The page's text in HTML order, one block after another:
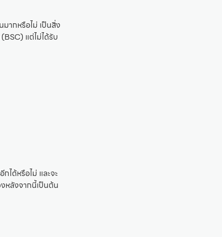
ากหรือไม่ เป็นสิ่ง
แต่ไม่ได้รับ
ได้หรือไม่ และจะ
หลังจากนี้เป็นต้น